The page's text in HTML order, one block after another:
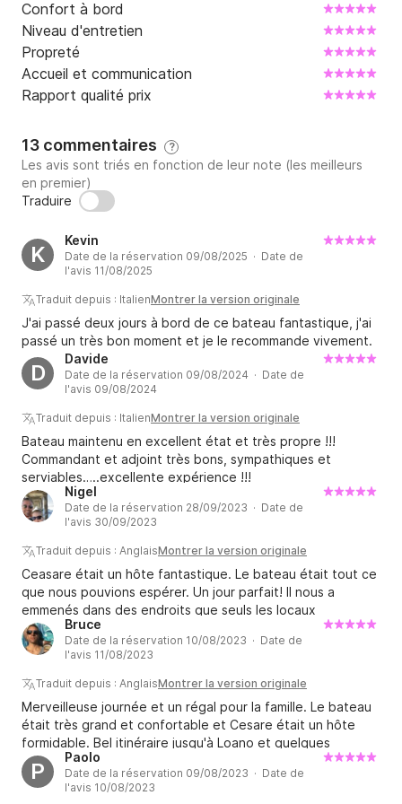
Breveté depuis 1985, le capitaine a toujours navigué
et en été pour de longues croisières avec sa famille
et ses amis. Passion pour la mer née de la jeunesse,
transmise à la famille.
Confort à bord
Niveau d'entretien
Propreté
Accueil et communication
Rapport qualité prix
13 commentaires ?
Les avis sont triés en fonction de leur note (les meilleurs
en premier)
Traduire
K
Kevin
Date de la réservation 09/08/2025 · Date de
l'avis 11/08/2025
Traduit depuis : ItalienMontrer la version originale
J'ai passé deux jours à bord de ce bateau fantastique, j'ai
passé un très bon moment et je le recommande vivement.
D
Davide
Date de la réservation 09/08/2024 · Date de
l'avis 09/08/2024
Traduit depuis : ItalienMontrer la version originale
Bateau maintenu en excellent état et très propre !!!
Commandant et adjoint très bons, sympathiques et
serviables…..excellente expérience !!!
Nigel
Date de la réservation 28/09/2023 · Date de
l'avis 30/09/2023
Traduit depuis : AnglaisMontrer la version originale
Ceasare était un hôte fantastique. Le bateau était tout ce
que nous pouvions espérer. Un jour parfait! Il nous a
emmenés dans des endroits que seuls les locaux
connaissaient et a tout mis en place en cours de route.
Recommande fortement. Cela a constitué un ajout très
spécial à notre voyage.
Bruce
Date de la réservation 10/08/2023 · Date de
l'avis 11/08/2023
Traduit depuis : AnglaisMontrer la version originale
Merveilleuse journée et un régal pour la famille. Le bateau
était très grand et confortable et Cesare était un hôte
formidable. Bel itinéraire jusqu'à Loano et quelques
plongeons dans une belle eau bleue.
P
Paolo
Date de la réservation 09/08/2023 · Date de
l'avis 10/08/2023